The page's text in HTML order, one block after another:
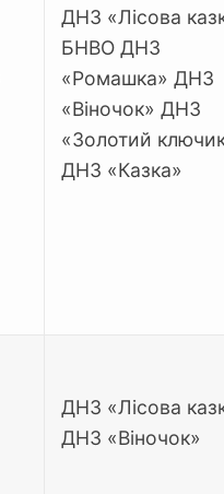
ДНЗ «Лісова
БНВО ДНЗ
«Ромашка» ДНЗ
«Віночок» ДНЗ
«Золотий
ДНЗ «Казка»
ДНЗ «Лісова
ДНЗ «Віночок»